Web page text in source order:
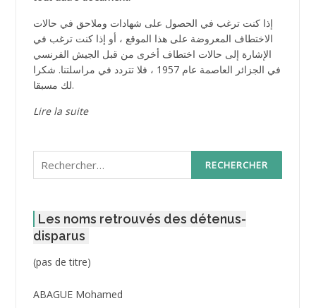
إذا كنت ترغب في الحصول على شهادات وملاحق في حالات
الاختطاف المعروضة على هذا الموقع ، أو إذا كنت ترغب في
الإشارة إلى حالات اختطاف أخرى من قبل الجيش الفرنسي
في الجزائر العاصمة عام 1957 ، فلا تتردد في مراسلتنا. شكرا
لك مسبقا.
Lire la suite
Rechercher :
Les noms retrouvés des détenus-
disparus
(pas de titre)Post
3416
ABAGUE Mohamed